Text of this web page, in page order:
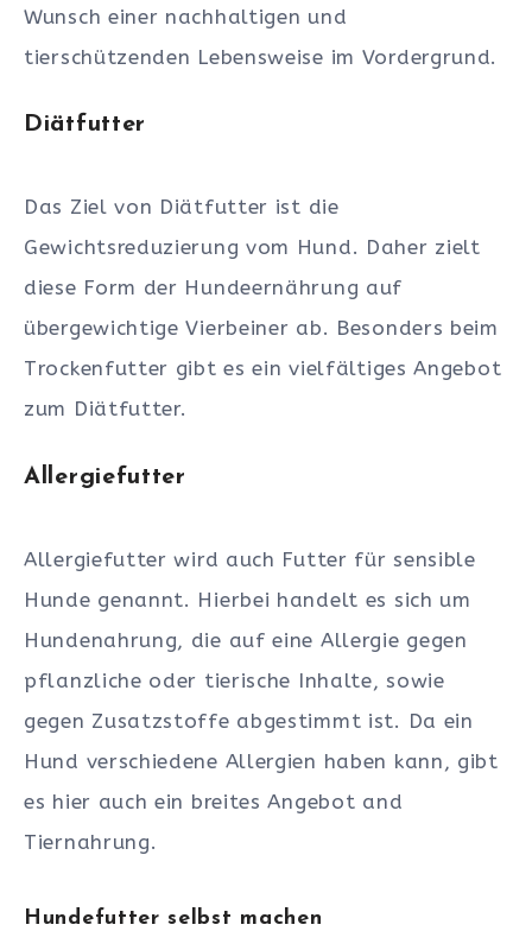
Wunsch einer nachhaltigen und
tierschützenden Lebensweise im Vordergrund.
Diätfutter
Das Ziel von Diätfutter ist die
Gewichtsreduzierung vom Hund. Daher zielt
diese Form der Hundeernährung auf
übergewichtige Vierbeiner ab. Besonders beim
Trockenfutter gibt es ein vielfältiges Angebot
zum Diätfutter.
Allergiefutter
Allergiefutter wird auch Futter für sensible
Hunde genannt. Hierbei handelt es sich um
Hundenahrung, die auf eine Allergie gegen
pflanzliche oder tierische Inhalte, sowie
gegen Zusatzstoffe abgestimmt ist. Da ein
Hund verschiedene Allergien haben kann, gibt
es hier auch ein breites Angebot and
Tiernahrung.
Hundefutter selbst machen